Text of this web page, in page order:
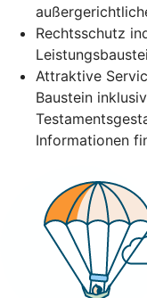
Rechtsschutz
Attraktive
Baustein
Informationen